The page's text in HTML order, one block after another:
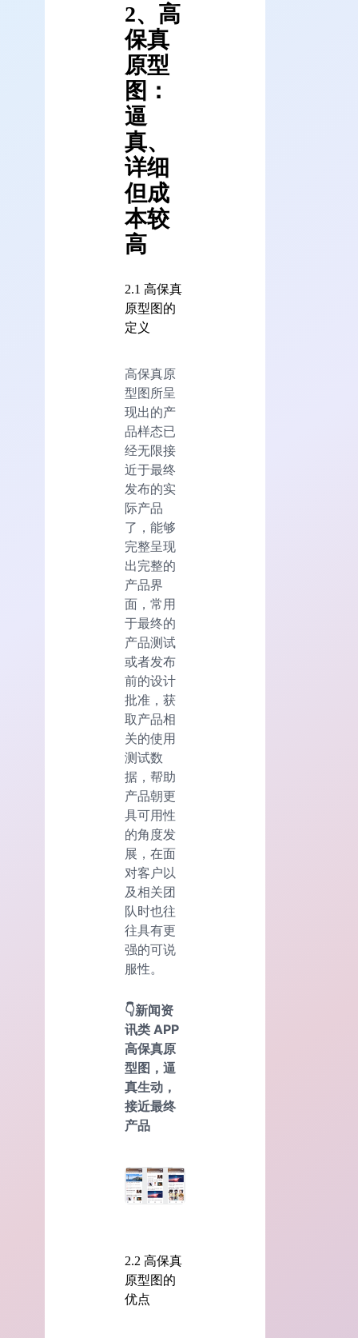
2、高
保真
原型
图：
逼
真、
详细
但成
本较
高
2.1 高保真
原型图的
定义
高保真原
型图所呈
现出的产
品样态已
经无限接
近于最终
发布的实
际产品
了，能够
完整呈现
出完整的
产品界
面，常用
于最终的
产品测试
或者发布
前的设计
批准，获
取产品相
关的使用
测试数
据，帮助
产品朝更
具可用性
的角度发
展，在面
对客户以
及相关团
队时也往
往具有更
强的可说
服性。
👇新闻资
讯类 APP
高保真原
型图，逼
真生动，
接近最终
产品
2.2 高保真
原型图的
优点